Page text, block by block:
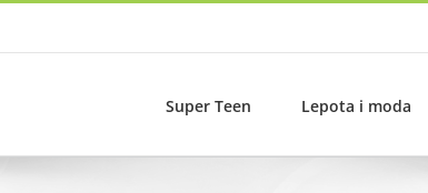
Super Teen Lepota i moda